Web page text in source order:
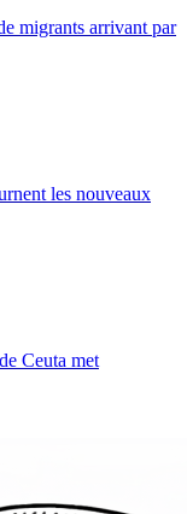
migrants arrivant par
les nouveaux
Ceuta met